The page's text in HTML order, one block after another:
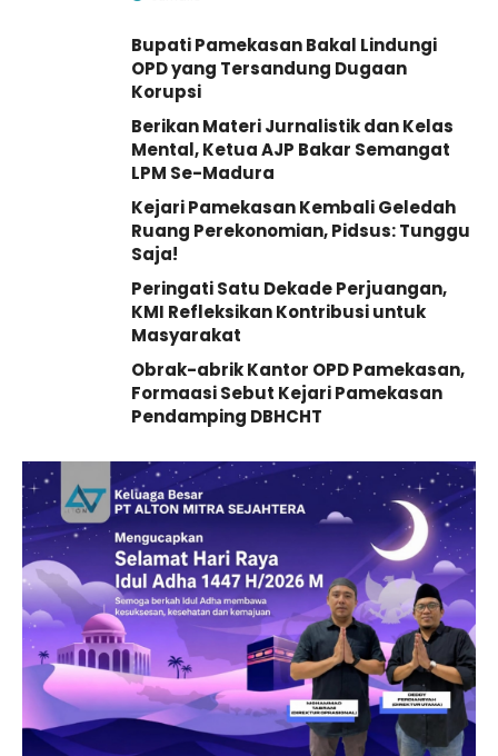
Bupati Pamekasan Bakal Lindungi
OPD yang Tersandung Dugaan
Korupsi
Berikan Materi Jurnalistik dan Kelas
Mental, Ketua AJP Bakar Semangat
LPM Se-Madura
Kejari Pamekasan Kembali Geledah
Ruang Perekonomian, Pidsus: Tunggu
Saja!
Peringati Satu Dekade Perjuangan,
KMI Refleksikan Kontribusi untuk
Masyarakat
Obrak-abrik Kantor OPD Pamekasan,
Formaasi Sebut Kejari Pamekasan
Pendamping DBHCHT